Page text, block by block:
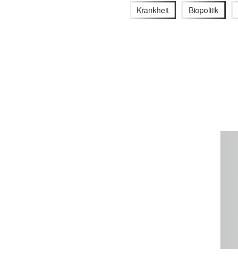
Krankheit Biopolitik